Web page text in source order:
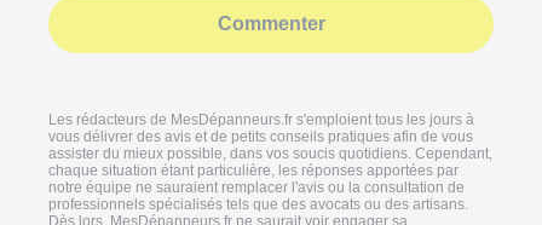
Commenter
Les rédacteurs de MesDépanneurs.fr s'emploient tous les jours à
vous délivrer des avis et de petits conseils pratiques afin de vous
assister du mieux possible, dans vos soucis quotidiens. Cependant,
chaque situation étant particulière, les réponses apportées par
notre équipe ne sauraient remplacer l'avis ou la consultation de
professionnels spécialisés tels que des avocats ou des artisans.
Dès lors, MesDépanneurs.fr ne saurait voir engager sa